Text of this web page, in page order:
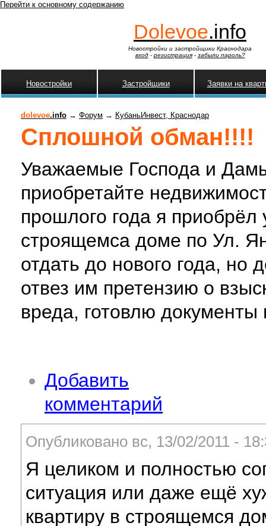
Перейти к основному содержанию
Dolevoe.info
Новостройки и застройщики Краснодара
вход- регистрация- забыли пароль?
Новостройки Застройщики Заявки на
dolevoe.info → Форум → КубаньИнвест, Краснодар
Сплошной обман!!!!
Уважаемые Господа и
приобретайте
прошлого года я приобрёл
строящемса доме по Ул.
отдать до нового года, но
отвез им претензию о
вреда, готовлю документы
Добавить
комментарий
Опубликовано вс, 13/02/2011 -
Я целиком и полностью
ситуация или даже ещё
квартиру в строящемся